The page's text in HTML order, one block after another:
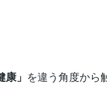
康」 を違う角度から